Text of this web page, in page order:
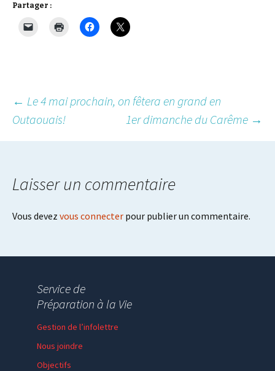
Partager :
Post
navigation
← Le 4 mai prochain, on fêtera en grand en
Outaouais!
1er dimanche du Carême →
Laisser un commentaire
Vous devez vous connecter pour publier un commentaire.
Service de
Préparation à la Vie
Gestion de l’infolettre
Nous joindre
Objectifs